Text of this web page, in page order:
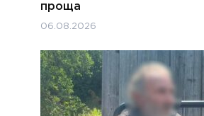
проща
06.08.2026